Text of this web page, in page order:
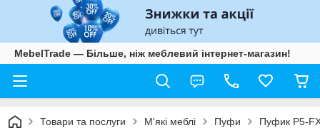
MebelTrade — Більше, ніж меблевий інтернет-магазин!
Товари та послуги М'які меблі Пуфи Пуфик P5-